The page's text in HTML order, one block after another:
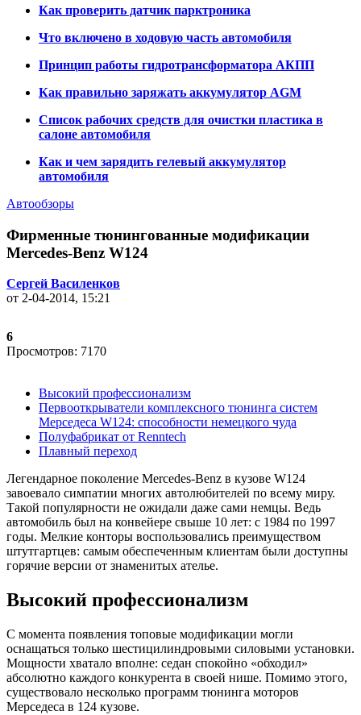
Как проверить датчик парктроника
Что включено в ходовую часть автомобиля
Принцип работы гидротрансформатора АКПП
Как правильно заряжать аккумулятор AGM
Список рабочих средств для очистки пластика в
салоне автомобиля
Как и чем зарядить гелевый аккумулятор
автомобиля
Автообзоры
Фирменные тюнингованные модификации
Mercedes-Benz W124
Сергей Василенков
от 2-04-2014, 15:21
6
Просмотров: 7170
Высокий профессионализм
Первооткрыватели комплексного тюнинга систем
Мерседеса W124: способности немецкого чуда
Полуфабрикат от Renntech
Плавный переход
Легендарное поколение Mercedes-Benz в кузове W124
завоевало симпатии многих автолюбителей по всему миру.
Такой популярности не ожидали даже сами немцы. Ведь
автомобиль был на конвейере свыше 10 лет: с 1984 по 1997
годы. Мелкие конторы воспользовались преимуществом
штутгартцев: самым обеспеченным клиентам были доступны
горячие версии от знаменитых ателье.
Высокий профессионализм
С момента появления топовые модификации могли
оснащаться только шестицилиндровыми силовыми установки.
Мощности хватало вполне: седан спокойно «обходил»
абсолютно каждого конкурента в своей нише. Помимо этого,
существовало несколько программ тюнинга моторов
Мерседеса в 124 кузове.